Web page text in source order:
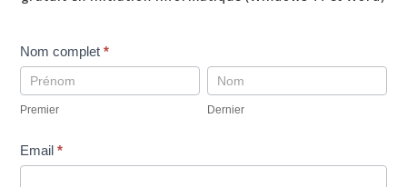
pop
up
telechargement
ebookINI-
Nom complet*
Premier
Premier
Dernier
Dernier
Email*